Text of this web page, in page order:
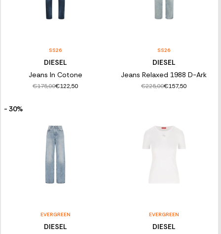
SS26
DIESEL
Jeans In Cotone
€175,00€122,50
SS26
DIESEL
Jeans Relaxed 1988 D-Ark
€225,00€157,50
- 30%
EVERGREEN
DIESEL
EVERGREEN
DIESEL